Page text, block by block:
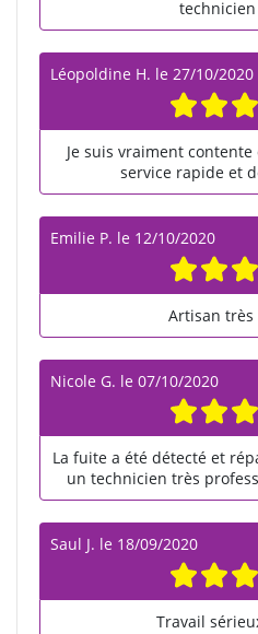
Léopoldine H. le 27/10/2020
Je suis vraiment
service rapide et
Emilie P. le 12/10/2020
Artisan très
Nicole G. le 07/10/2020
La fuite a été détecté et
un technicien très
Saul J. le 18/09/2020
Travail